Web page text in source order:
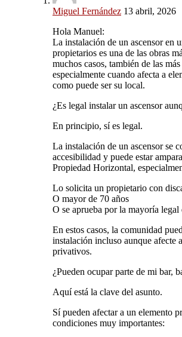
Miguel Fernández 13 abril, 2026
Hola Manuel:
La instalación de un ascensor en
propietarios es una de las obras
muchos casos, también de las
especialmente cuando afecta a
como puede ser su local.
¿Es legal instalar un ascensor
En principio, sí es legal.
La instalación de un ascensor se
accesibilidad y puede estar
Propiedad Horizontal,
Lo solicita un propietario con
O mayor de 70 años
O se aprueba por la mayoría legal
En estos casos, la comunidad
instalación incluso aunque afecte
privativos.
¿Pueden ocupar parte de mi bar,
Aquí está la clave del asunto.
Sí pueden afectar a un elemento
condiciones muy importantes: